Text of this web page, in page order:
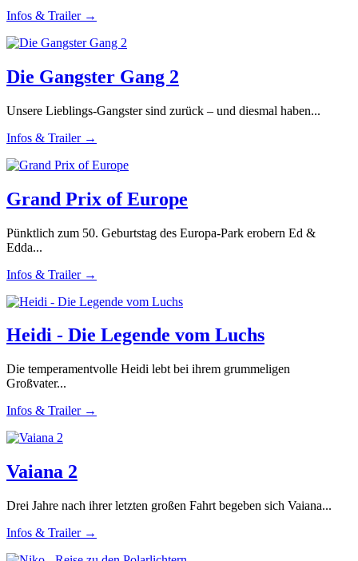
Infos & Trailer →
Die Gangster Gang 2
Unsere Lieblings-Gangster sind zurück – und diesmal haben...
Infos & Trailer →
Grand Prix of Europe
Pünktlich zum 50. Geburtstag des Europa-Park erobern Ed &
Edda...
Infos & Trailer →
Heidi - Die Legende vom Luchs
Die temperamentvolle Heidi lebt bei ihrem grummeligen
Großvater...
Infos & Trailer →
Vaiana 2
Drei Jahre nach ihrer letzten großen Fahrt begeben sich Vaiana...
Infos & Trailer →